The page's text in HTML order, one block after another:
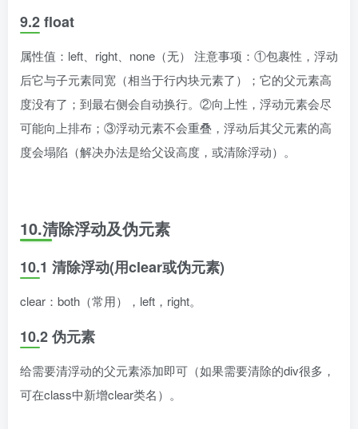
9.2 float
属性值：left、right、none（无） 注意事项：①包裹性，浮动
后它与子元素同宽（相当于行内块元素了）；它的父元素高
度没有了；到最右侧会自动换行。②向上性，浮动元素会尽
可能向上排布；③浮动元素不会重叠，浮动后其父元素的高
度会塌陷（解决办法是给父设高度，或清除浮动）。
10.清除浮动及伪元素
10.1 清除浮动(用clear或伪元素)
clear：both（常用），left，right。
10.2 伪元素
给需要清浮动的父元素添加即可（如果需要清除的div很多，
可在class中新增clear类名）。